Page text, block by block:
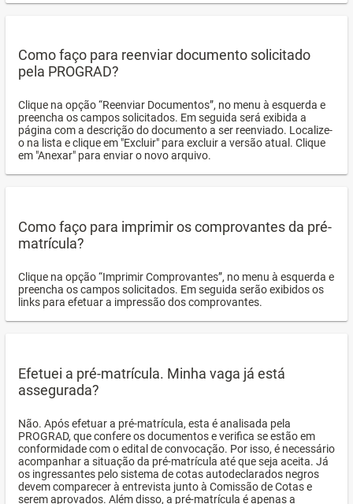
Como faço para reenviar documento solicitado
pela PROGRAD?
Clique na opção “Reenviar Documentos”, no menu à esquerda e
preencha os campos solicitados. Em seguida será exibida a
página com a descrição do documento a ser reenviado. Localize-
o na lista e clique em "Excluir" para excluir a versão atual. Clique
em "Anexar" para enviar o novo arquivo.
Como faço para imprimir os comprovantes da pré-
matrícula?
Clique na opção “Imprimir Comprovantes”, no menu à esquerda e
preencha os campos solicitados. Em seguida serão exibidos os
links para efetuar a impressão dos comprovantes.
Efetuei a pré-matrícula. Minha vaga já está
assegurada?
Não. Após efetuar a pré-matrícula, esta é analisada pela
PROGRAD, que confere os documentos e verifica se estão em
conformidade com o edital de convocação. Por isso, é necessário
acompanhar a situação da pré-matrícula até que seja aceita. Já
os ingressantes pelo sistema de cotas autodeclarados negros
devem comparecer à entrevista junto à Comissão de Cotas e
serem aprovados. Além disso, a pré-matrícula é apenas a